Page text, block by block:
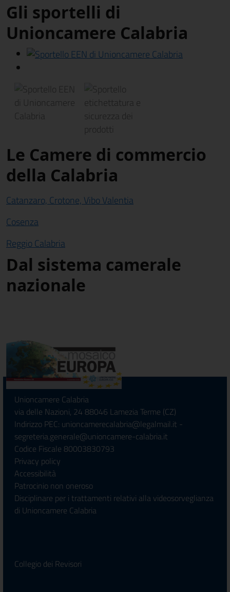
Gli sportelli di
Unioncamere Calabria
Le Camere di commercio
della Calabria
Catanzaro, Crotone, Vibo Valentia
Cosenza
Reggio Calabria
Dal sistema camerale
nazionale
Unioncamere Calabria
via delle Nazioni, 24 88046 Lamezia Terme (CZ)
Indirizzo PEC: unioncamerecalabria@legalmail.it -
segreteria.generale@unioncamere-calabria.it
Codice Fiscale 80003830793
Privacy policy
Accessibilità
Patrocinio non oneroso
Disciplinare per i trattamenti relativi alla videosorveglianza
di Unioncamere Calabria
Collegio dei Revisori